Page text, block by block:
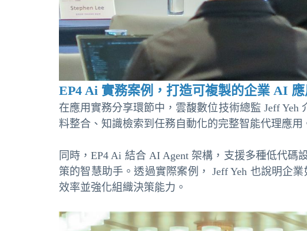
EP4 Ai 實務案例，打造可複製的企業 AI
在應用實務分享環節中，雲馥數位技術總監 Jeff Yeh
料整合、知識檢索到任務自動化的完整智能代理應用
同時，EP4 Ai 結合 AI Agent 架構，支援多種低代
策的智慧助手。透過實際案例， Jeff Yeh 也說明企
效率並強化組織決策能力。